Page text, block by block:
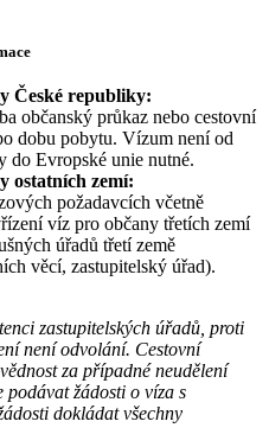
České republiky:
občanský průkaz nebo cestovní
dobu pobytu. Vízum není od
do Evropské unie nutné.
ostatních zemí:
požadavcích včetně
víz pro občany třetích zemí
úřadů třetí země
věcí, zastupitelský úřad).
zastupitelských úřadů, proti
není odvolání. Cestovní
za případné neudělení
žádosti o víza s
dokládat všechny